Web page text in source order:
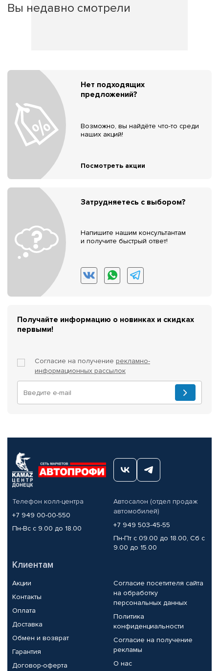
Вы недавно смотрели
Нет подходящих
предложений?
Возможно, вы найдёте что-то среди
наших акций!
Посмотреть акции
Затрудняетесь с выбором?
Напишите нашим консультантам
и получите быстрый ответ!
Получайте информацию о новинках и скидках
первыми!
Согласие на получение рекламно-
информационных рассылок
Телефон колл-центра
+7 949 00-00-550
Пн-Вс с 9.00 до 18.00
Автосалон (отдел продаж
автомобилей)
+7 949 503-45-55
Пн-Пт с 09.00 до 18.00, Сб с
9.00 до 15.00
Клиентам
Акции
Контакты
Оплата
Доставка
Обмен и возврат
Гарантия
Договор-оферта
Согласие посетителя сайта
на обработку
персональных данных
Политика
конфиденциальности
Согласие на получение
рекламы
О нас